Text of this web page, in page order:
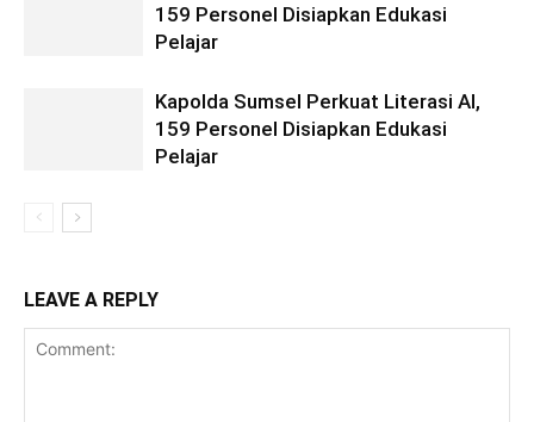
159 Personel Disiapkan Edukasi
Pelajar
Kapolda Sumsel Perkuat Literasi AI,
159 Personel Disiapkan Edukasi
Pelajar
LEAVE A REPLY